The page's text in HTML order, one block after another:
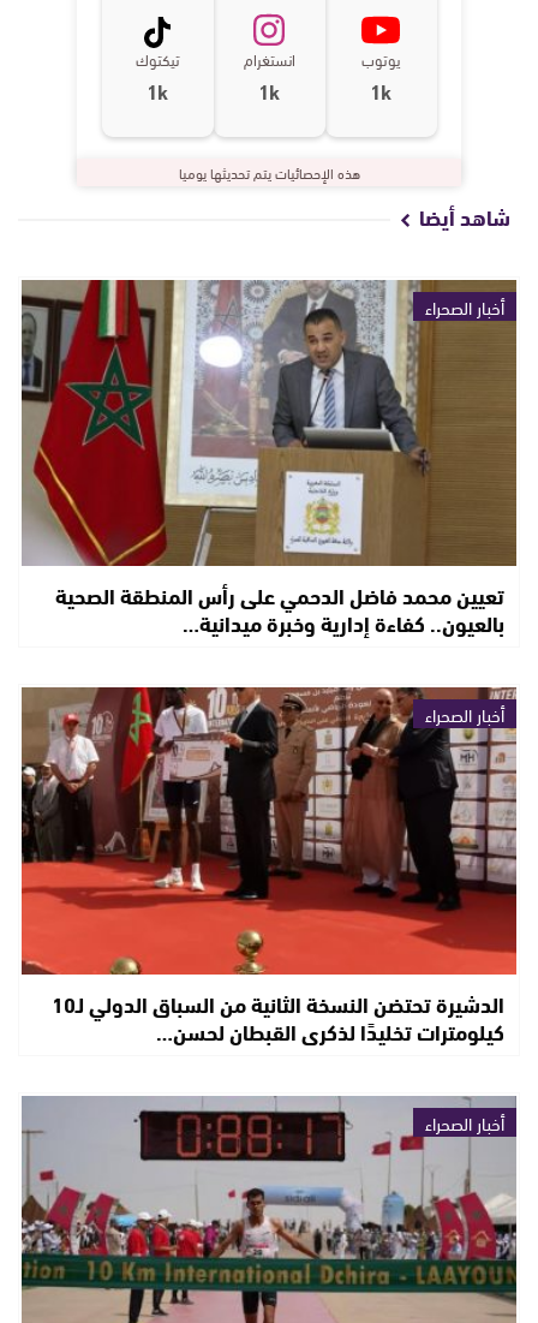
يوتوب
1k
انستغرام
1k
تيكتوك
1k
هذه الإحصائيات يتم تحديثها يوميا
شاهد أيضا
أخبار الصحراء
تعيين محمد فاضل الدحمي على رأس المنطقة الصحية
بالعيون.. كفاءة إدارية وخبرة ميدانية…
أخبار الصحراء
الدشيرة تحتضن النسخة الثانية من السباق الدولي لـ10
كيلومترات تخليدًا لذكرى القبطان لحسن…
أخبار الصحراء